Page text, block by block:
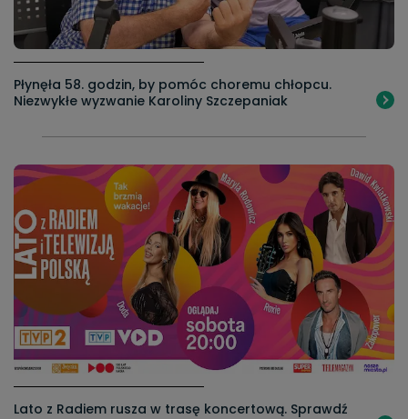
Płynęła 58. godzin, by pomóc choremu chłopcu.
Niezwykłe wyzwanie Karoliny Szczepaniak
Lato z Radiem rusza w trasę koncertową. Sprawdź